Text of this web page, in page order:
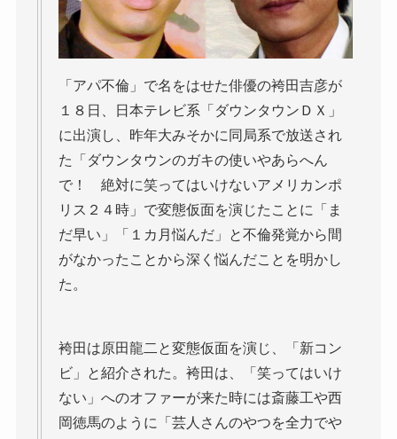
「アパ不倫」で名をはせた俳優の袴田吉彦が
１８日、日本テレビ系「ダウンタウンＤＸ」
に出演し、昨年大みそかに同局系で放送され
た「ダウンタウンのガキの使いやあらへん
で！ 絶対に笑ってはいけないアメリカンポ
リス２４時」で変態仮面を演じたことに「ま
だ早い」「１カ月悩んだ」と不倫発覚から間
がなかったことから深く悩んだことを明かし
た。
袴田は原田龍二と変態仮面を演じ、「新コン
ビ」と紹介された。袴田は、「笑ってはいけ
ない」へのオファーが来た時には斎藤工や西
岡徳馬のように「芸人さんのやつを全力でや